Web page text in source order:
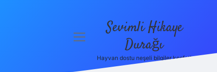
menüyü
Sevimli Hikaye
Durağı
Hayvan dostu neşeli bilgiler keşfet!